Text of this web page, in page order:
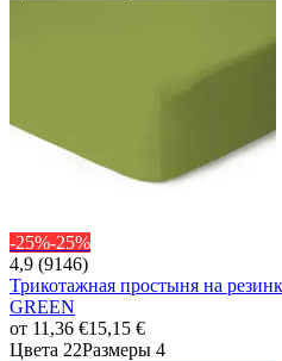
-25%-25%
4,9 (9146)
Трикотажная простыня на
GREEN
от 11,36 €15,15 €
Цвета 22Размеры 4